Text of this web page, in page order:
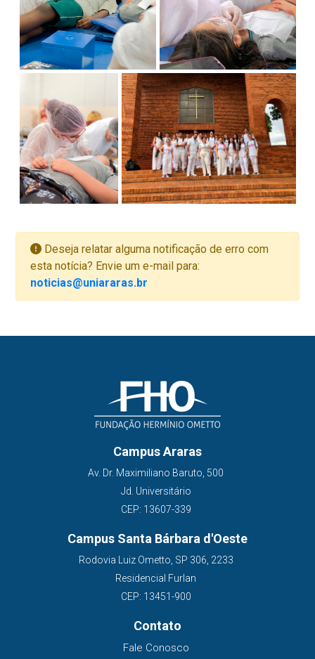
Deseja relatar alguma notificação de erro com
esta notícia? Envie um e-mail para:
noticias@uniararas.br
Campus Araras
Av. Dr. Maximiliano Baruto, 500
Jd. Universitário
CEP: 13607-339
Campus Santa Bárbara d'Oeste
Rodovia Luiz Ometto, SP 306, 2233
Residencial Furlan
CEP: 13451-900
Contato
Fale Conosco